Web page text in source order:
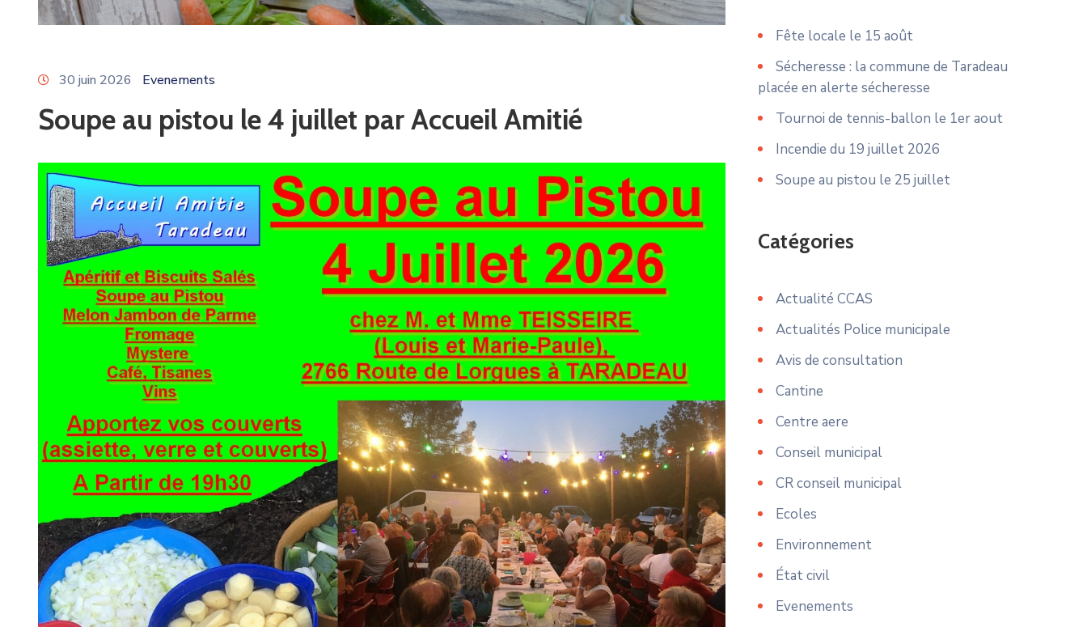
30 juin 2026 Evenements
Soupe au pistou le 4 juillet par Accueil Amitié
Fête locale le 15 août
Sécheresse : la commune de Taradeau
placée en alerte sécheresse
Tournoi de tennis-ballon le 1er aout
Incendie du 19 juillet 2026
Soupe au pistou le 25 juillet
Catégories
Actualité CCAS
Actualités Police municipale
Avis de consultation
Cantine
Centre aere
Conseil municipal
CR conseil municipal
Ecoles
Environnement
État civil
Evenements